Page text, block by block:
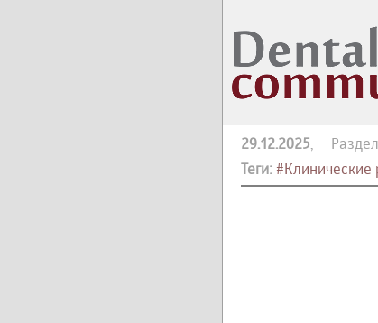
29.12.2025, Раздел
Теги: